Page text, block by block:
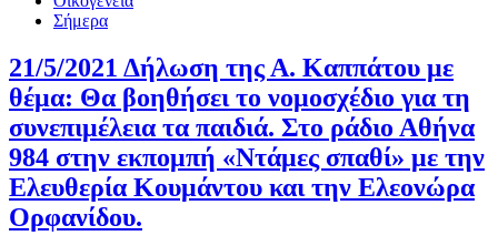
Σήμερα
21/5/2021 Δήλωση της Α. Καππάτου με
θέμα: Θα βοηθήσει το νομοσχέδιο για τη
συνεπιμέλεια τα παιδιά. Στο ράδιο Αθήνα
984 στην εκπομπή «Ντάμες σπαθί» με την
Ελευθερία Κουμάντου και την Ελεονώρα
Ορφανίδου.